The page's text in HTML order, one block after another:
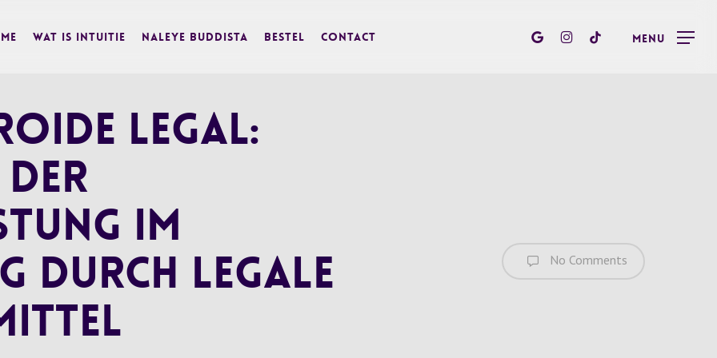
Wat is Intuitie Naleye Buddista BESTEL Contact
google-instagram
tiktok Menu
legal:
der
im
durch legale
No Comments